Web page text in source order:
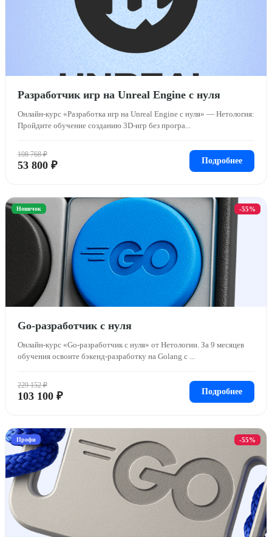
Разработчик игр на Unreal Engine с нуля
Онлайн-курс «Разработка игр на Unreal Engine с нуля» — Нетология:
Пройдите обучение созданию 3D-игр без програ...
108 768 ₽
53 800 ₽ Подробнее
-55%
Новичок
Go-разработчик с нуля
Онлайн-курс «Go-разработчик с нуля» от Нетологии. За 9 месяцев
обучения освоите бэкенд-разработку на Golang c ...
229 152 ₽
103 100 ₽ Подробнее
-55%
Профи